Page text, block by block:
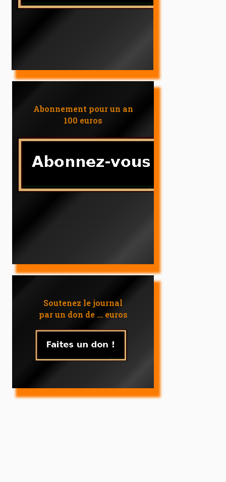
Abonnement pour un an
100 euros
Soutenez le journal
par un don de ... euros